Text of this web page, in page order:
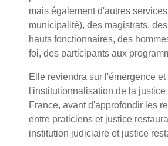
mais également d'autres
municipalité), des magistrats,
hauts fonctionnaires, des
foi, des participants aux
Elle reviendra sur l'émergence et
l'institutionnalisation de la
France, avant d'approfondir les
entre praticiens et justice
institution judiciaire et justice